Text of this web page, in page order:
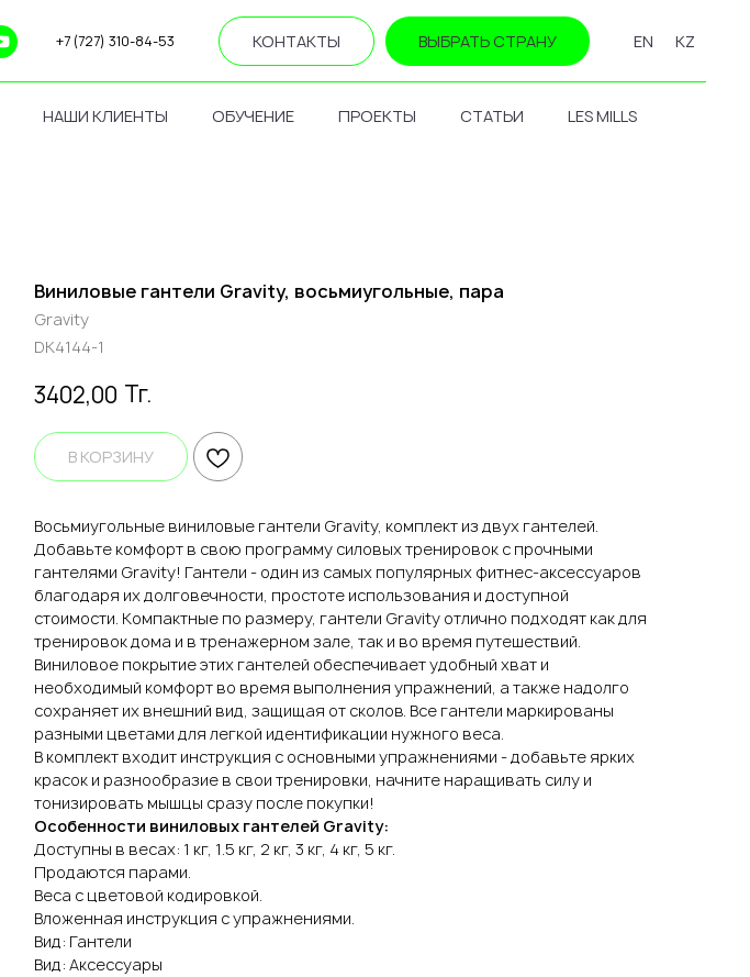
+7 (727) 310-84-53 КОНТАКТЫ ВЫБРАТЬ СТРАНУ EN KZ
НАШИ КЛИЕНТЫ ОБУЧЕНИЕ ПРОЕКТЫ СТАТЬИ LES MILLS
Виниловые гантели Gravity, восьмиугольные, пара
Gravity
DK4144-1
3402,00 Тг.
В КОРЗИНУ
Восьмиугольные виниловые гантели Gravity, комплект из двух гантелей.
Добавьте комфорт в свою программу силовых тренировок с прочными
гантелями Gravity! Гантели - один из самых популярных фитнес-аксессуаров
благодаря их долговечности, простоте использования и доступной
стоимости. Компактные по размеру, гантели Gravity отлично подходят как для
тренировок дома и в тренажерном зале, так и во время путешествий.
Виниловое покрытие этих гантелей обеспечивает удобный хват и
необходимый комфорт во время выполнения упражнений, а также надолго
сохраняет их внешний вид, защищая от сколов. Все гантели маркированы
разными цветами для легкой идентификации нужного веса.
В комплект входит инструкция с основными упражнениями - добавьте ярких
красок и разнообразие в свои тренировки, начните наращивать силу и
тонизировать мышцы сразу после покупки!
Особенности виниловых гантелей Gravity:
Доступны в весах: 1 кг, 1.5 кг, 2 кг, 3 кг, 4 кг, 5 кг.
Продаются парами.
Веса с цветовой кодировкой.
Вложенная инструкция с упражнениями.
Вид: Гантели
Вид: Аксессуары